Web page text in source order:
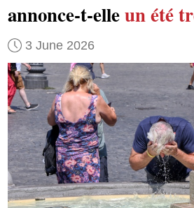
annonce-t-elleun été
3 June 2026